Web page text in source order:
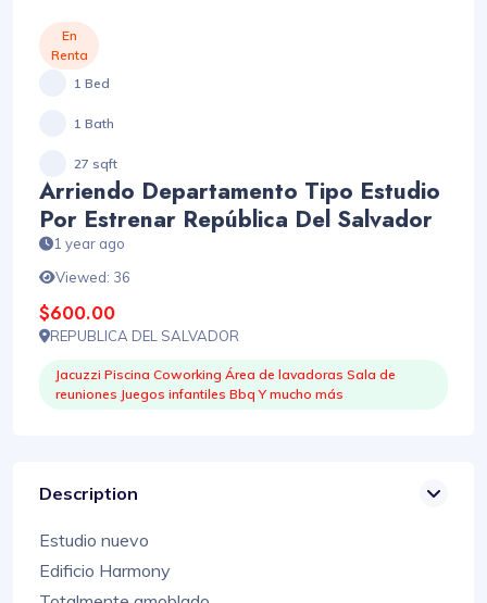
En
Renta
1 Bed
1 Bath
27 sqft
Arriendo Departamento Tipo Estudio
Por Estrenar República Del Salvador
1 year ago
Viewed: 36
$600.00
REPUBLICA DEL SALVADOR
Jacuzzi Piscina Coworking Área de lavadoras Sala de
reuniones Juegos infantiles Bbq Y mucho más
Description
Estudio nuevo
Edificio Harmony